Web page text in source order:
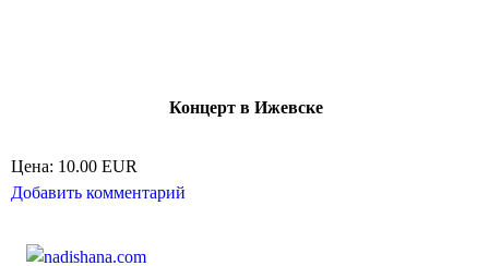
Концерт в Ижевске
Цена: 10.00 EUR
Добавить комментарий